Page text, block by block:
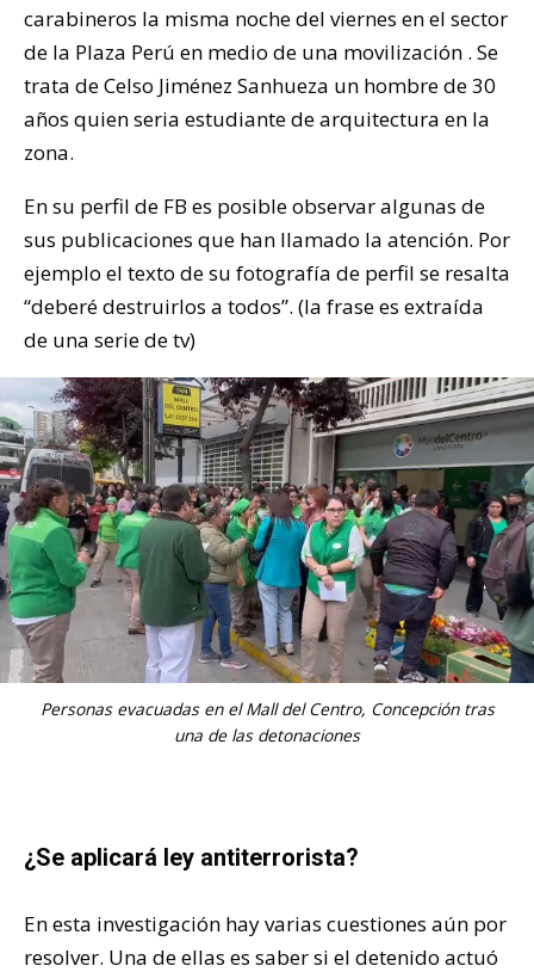
carabineros la misma noche del viernes en el sector
de la Plaza Perú en medio de una movilización . Se
trata de Celso Jiménez Sanhueza un hombre de 30
años quien seria estudiante de arquitectura en la
zona.
En su perfil de FB es posible observar algunas de
sus publicaciones que han llamado la atención. Por
ejemplo el texto de su fotografía de perfil se resalta
“deberé destruirlos a todos”. (la frase es extraída
de una serie de tv)
Personas evacuadas en el Mall del Centro, Concepción tras
una de las detonaciones
¿Se aplicará ley antiterrorista?
En esta investigación hay varias cuestiones aún por
resolver. Una de ellas es saber si el detenido actuó